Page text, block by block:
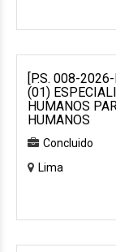
[P.S. 008-
(01)
HUMANOS
HUMANOS
Concluido
Lima